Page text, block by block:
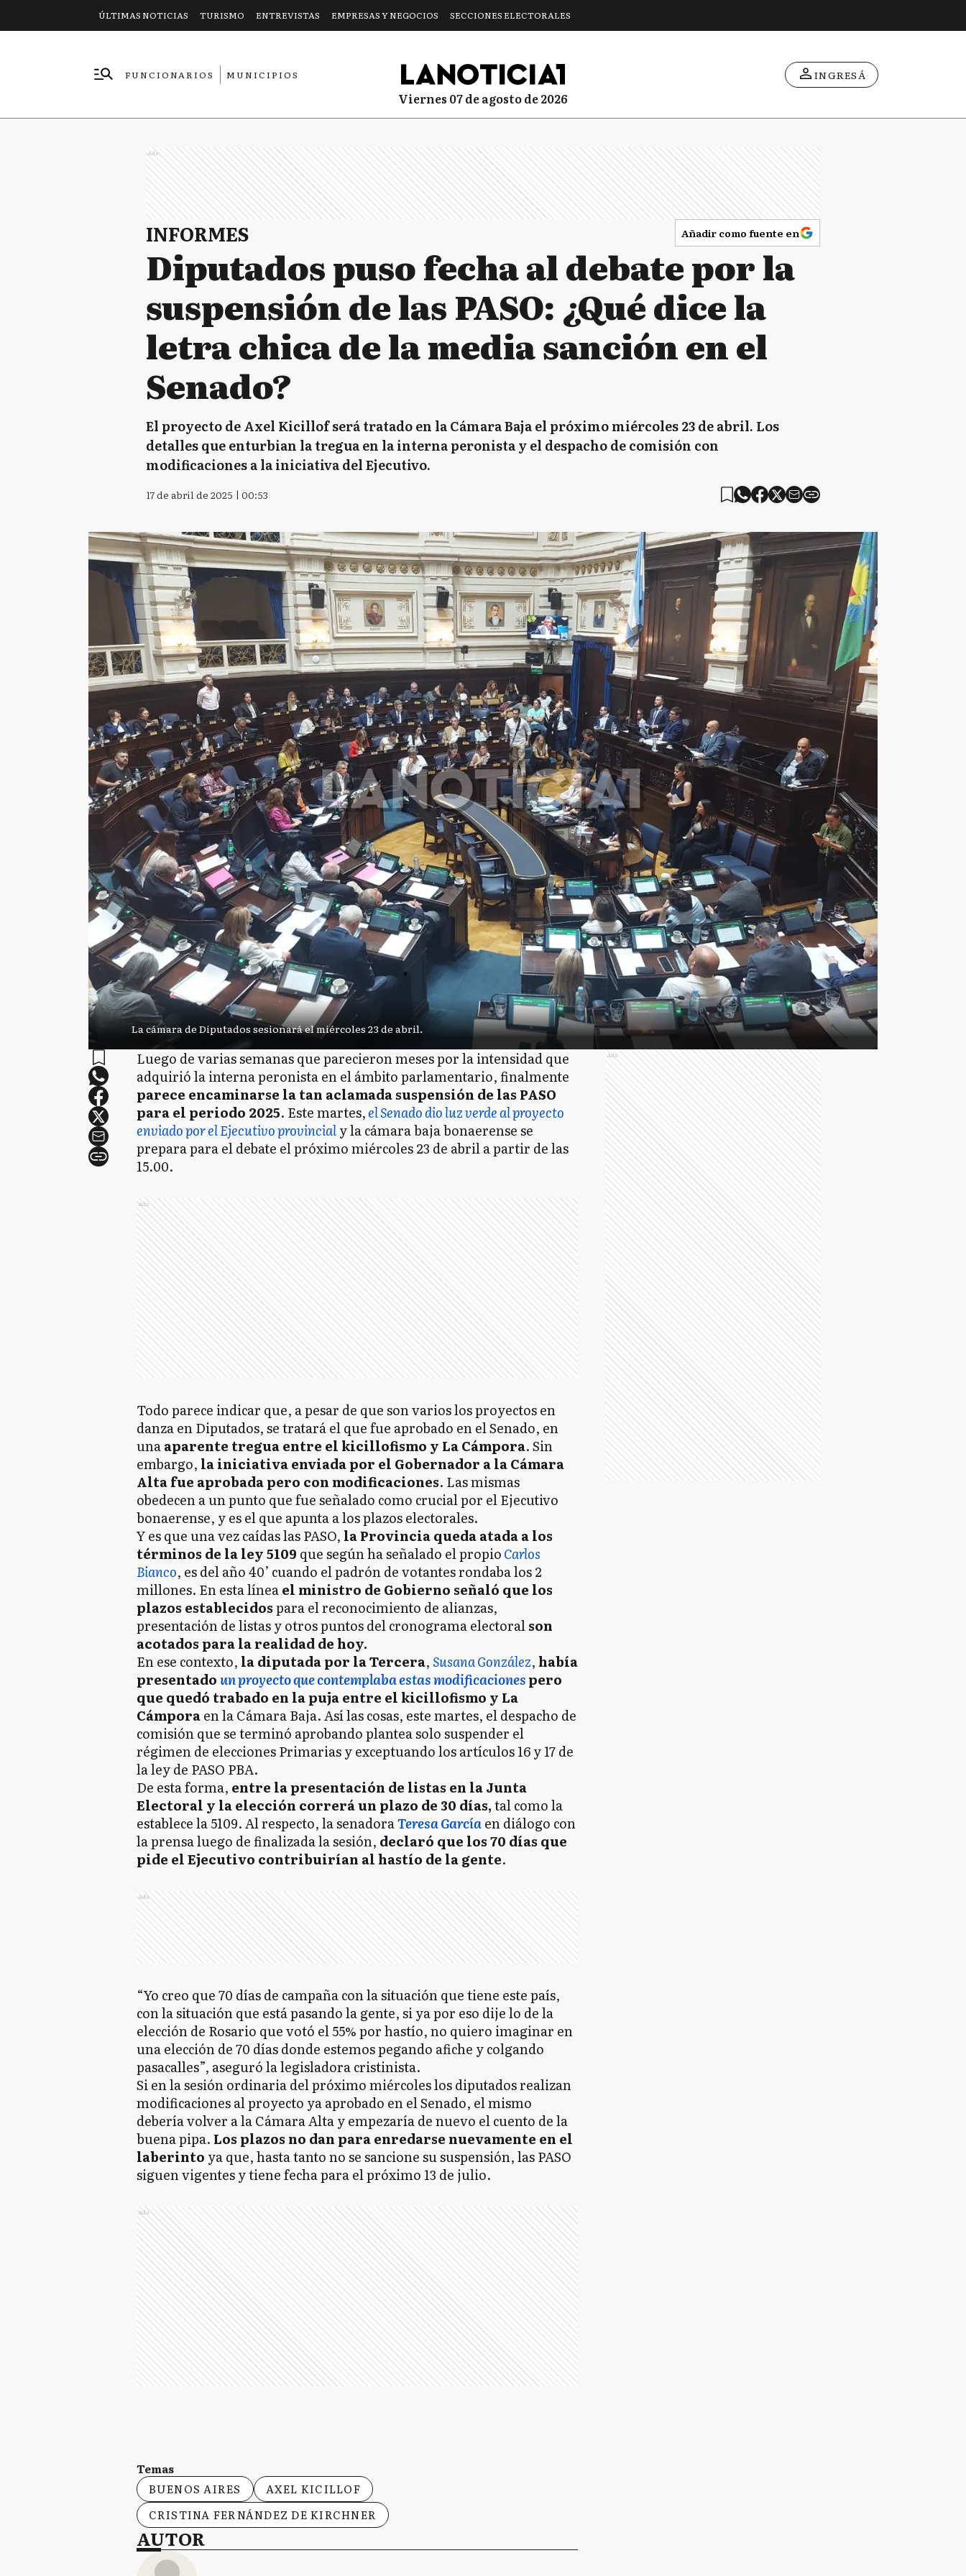
ÚLTIMAS NOTICIAS TURISMO ENTREVISTAS EMPRESAS Y NEGOCIOS SECCIONES ELECTORALES
FUNCIONARIOS
MUNICIPIOS
viernes 07 de agosto de 2026
INGRESÁ
Ads
INFORMES Añadir como fuente en
Diputados puso fecha al debate por la
suspensión de las PASO: ¿Qué dice la
letra chica de la media sanción en el
Senado?
El proyecto de Axel Kicillof será tratado en la Cámara Baja el próximo miércoles 23 de abril. Los
detalles que enturbian la tregua en la interna peronista y el despacho de comisión con
modificaciones a la iniciativa del Ejecutivo.
17 de abril de 2025 | 00:53
La cámara de Diputados sesionará el miércoles 23 de abril.
Luego de varias semanas que parecieron meses por la intensidad que
adquirió la interna peronista en el ámbito parlamentario, finalmente
parece encaminarse la tan aclamada suspensión de las PASO
para el periodo 2025. Este martes,el Senado dio luz verde al proyecto
enviado por el Ejecutivo provincialy la cámara baja bonaerense se
prepara para el debate el próximo miércoles 23 de abril a partir de las
15.00.
Ads
Todo parece indicar que, a pesar de que son varios los proyectos en
danza en Diputados, se tratará el que fue aprobado en el Senado, en
unaaparente tregua entre el kicillofismo y La Cámpora. Sin
embargo, la iniciativa enviada por el Gobernador a la Cámara
Alta fue aprobada pero con modificaciones. Las mismas
obedecen a un punto que fue señalado como crucial por el Ejecutivo
bonaerense, y es el que apunta a los plazos electorales.
Y es que una vez caídas las PASO, la Provincia queda atada a los
términos de la ley 5109 que según ha señalado el propioCarlos
Bianco, es del año 40’ cuando el padrón de votantes rondaba los 2
millones. En esta líneael ministro de Gobierno señaló que los
plazos establecidospara el reconocimiento de alianzas,
presentación de listas y otros puntos del cronograma electoralson
acotados para la realidad de hoy.
En ese contexto, la diputada por la Tercera,Susana González, había
presentadoun proyecto que contemplaba estas modificacionespero
que quedó trabado en la puja entre el kicillofismo y La
Cámporaen la Cámara Baja. Así las cosas, este martes, el despacho de
comisión que se terminó aprobando plantea solo suspender el
régimen de elecciones Primarias y exceptuando los artículos 16 y 17 de
la ley de PASO PBA.
De esta forma, entre la presentación de listas en la Junta
Electoral y la elección correrá un plazo de 30 días,tal como la
establece la 5109. Al respecto,la senadoraTeresa Garcíaen diálogo con
la prensa luego de finalizada la sesión, declaró que los 70 días que
pide el Ejecutivo contribuirían al hastío de la gente.
Ads
“Yo creo que 70 días de campaña con la situación que tiene este país,
con la situación que está pasando la gente, si ya por eso dije lo de la
elección de Rosario que votó el 55% por hastío, no quiero imaginar en
una elección de 70 días donde estemos pegando afiche y colgando
pasacalles”, aseguró la legisladora cristinista.
Si en la sesión ordinaria del próximo miércoles los diputados realizan
modificaciones al proyecto ya aprobado en el Senado, el mismo
debería volver a la Cámara Alta y empezaría de nuevo el cuento de la
buena pipa. Los plazos no dan para enredarse nuevamente en el
laberinto ya que, hasta tanto no se sancione su suspensión, las PASO
siguen vigentes y tiene fecha para el próximo 13 de julio.
Ads
Temas
BUENOS AIRES
AXEL KICILLOF
CRISTINA FERNÁNDEZ DE KIRCHNER
AUTOR
Ads